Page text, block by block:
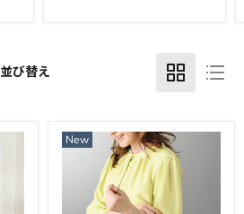
並び替え
New